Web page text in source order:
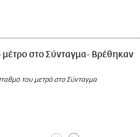
στο Σύνταγμα- Βρέθηκαν
του μετρό στο Σύνταγμα